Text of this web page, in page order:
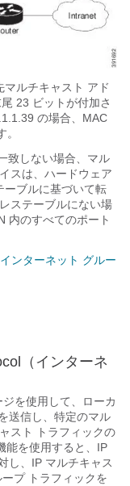
ルチキャスト アド
23 ビットが付加さ
の場合、MAC
致しない場合、マル
スは、ハードウェア
ーブルに基づいて転
ステーブルにない場
内のすべてのポート
ンターネット グルー
（インターネ
を使用して、ローカ
送信し、特定のマル
スト トラフィックの
能を使用すると、IP
し、IP マルチキャス
プ トラフィックを